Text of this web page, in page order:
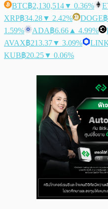
BTC฿2,130,514▼ 0.36%
XRP฿34.28▼ 2.42% DOGE
1.59%
ADA฿6.66 ▲ 4.99%
AVAX฿213.37▼ 3.09%
KUB฿20.25▼ 0.06%